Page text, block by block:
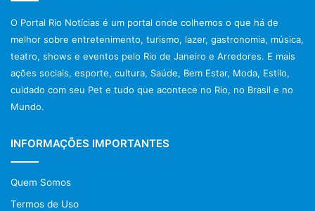
04 de junho, segunda-feira
19h – Taste The Waste
21h – The 4th Revolution
05 de junho, terça-feira
19h – Land Of Oblivion
06 de junho, quarta-feira
19h – Carbon Rush *inédito no Brasil/ Première Mundial
O Portal Rio Notícias é um portal onde colhemos o que há de
melhor sobre entretenimento, turismo, lazer, gastronomia, música,
teatro, shows e eventos pelo Rio de Janeiro e Arredores. E mais
ações sociais, esporte, cultura, Saúde, Bem Estar, Moda, Estilo,
cuidado com seu Pet e tudo que acontece no Rio, no Brasil e no
Mundo.
INFORMAÇÕES IMPORTANTES
Quem Somos
Termos de Uso